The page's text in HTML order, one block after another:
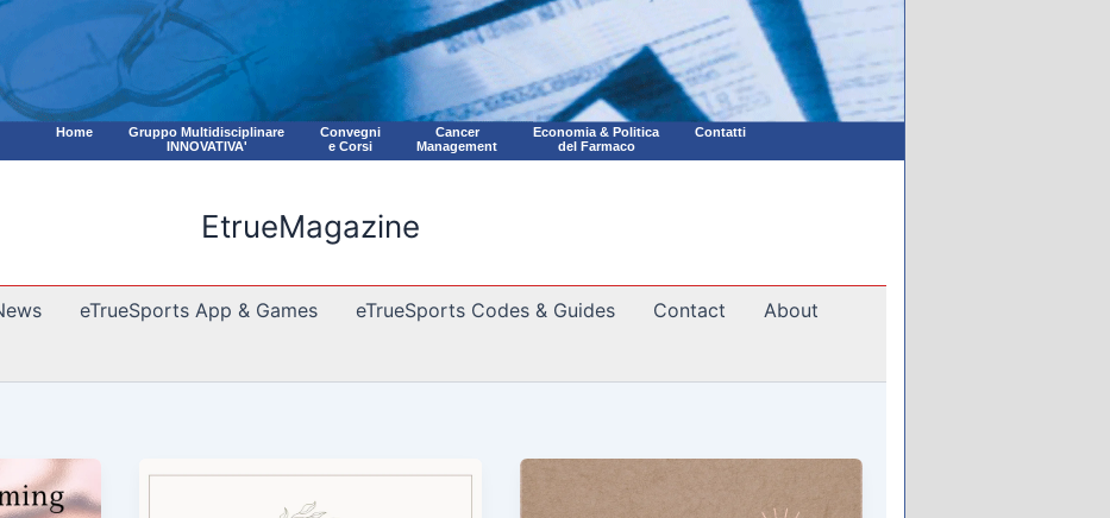
Home
Gruppo Multidisciplinare
INNOVATIVA'
Convegni
e Corsi
Cancer
Management
Economia & Politica
del Farmaco
Contatti